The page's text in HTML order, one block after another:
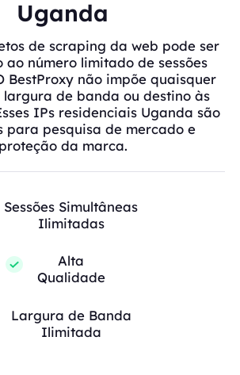
Uganda
de scraping da web pode ser
número limitado de sessões
BestProxy não impõe quaisquer
largura de banda ou destino às
IPs residenciais Uganda são
para pesquisa de mercado e
proteção da marca.
Sessões Simultâneas
Ilimitadas
Alta
Qualidade
Largura de Banda
Ilimitada